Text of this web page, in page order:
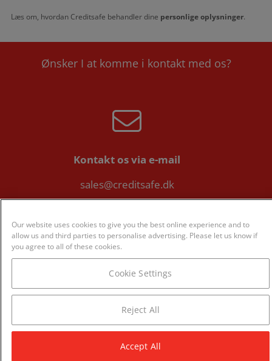
Læs om, hvordan Creditsafe behandler dine personlige oplysninger.
Ønsker I at komme i kontakt med os?
Kontakt os via e-mail
sales@creditsafe.dk
Eller på telefon:
8082 0588
Our website uses cookies to give you the best online experience and to
allow us and third parties to personalise advertising. Please let us know if
you agree to all of these cookies.
Cookie Settings
Reject All
Accept All